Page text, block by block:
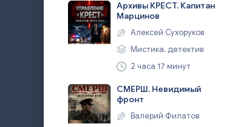
Архивы КРЕСТ. Капитан
Марцинов
Алексей Сухоруков
Мистика, детектив
2 часа 17 минут
СМЕРШ. Невидимый
фронт
Валерий Филатов